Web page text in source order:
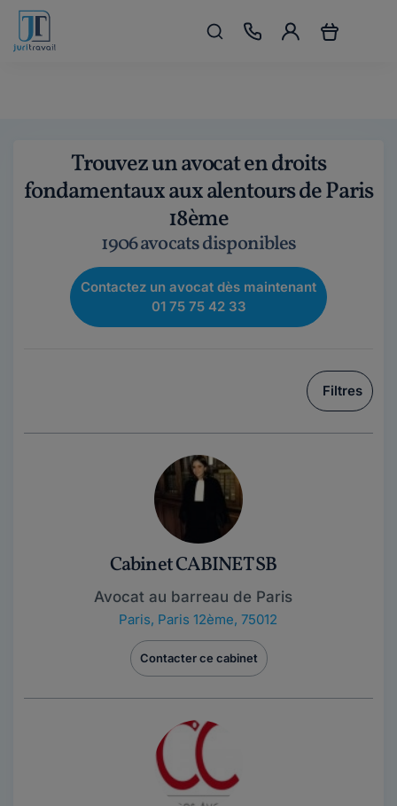
Trouvez un avocat en droits
fondamentaux aux alentours de Paris
18ème
1906 avocats disponibles
Contactez un avocat dès maintenant
01 75 75 42 33
Filtres
Cabinet CABINET SB
Avocat au barreau de Paris
Paris, Paris 12ème, 75012
Contacter ce cabinet